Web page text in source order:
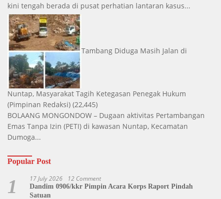
kini tengah berada di pusat perhatian lantaran kasus...
Tambang Diduga Masih Jalan di
Nuntap, Masyarakat Tagih Ketegasan Penegak Hukum
(Pimpinan Redaksi) (22,445)
BOLAANG MONGONDOW – Dugaan aktivitas Pertambangan
Emas Tanpa Izin (PETI) di kawasan Nuntap, Kecamatan
Dumoga...
Popular Post
1 17 July 2026 12 Comment
Dandim 0906/kkr Pimpin Acara Korps Raport Pindah
Satuan